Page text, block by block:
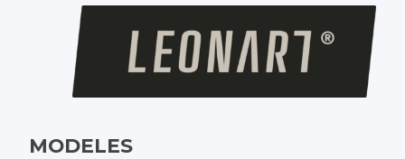
MODELES